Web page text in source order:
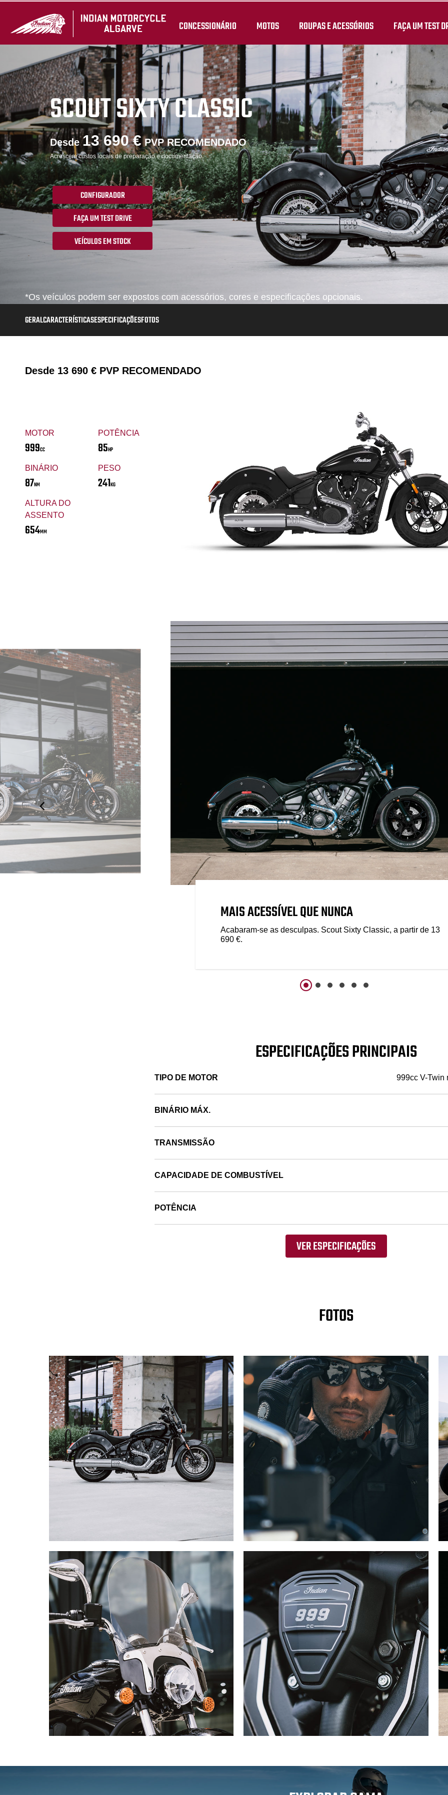
CONCESSIONÁRIO MOTOS ROUPAS E ACESSÓRIOS FAÇA UM TEST
SCOUT SIXTY CLASSIC
Desde13 690 € PVP RECOMENDADO
Acrescem custos locais de preparação e documentação.
CONFIGURADOR
FAÇA UM TEST DRIVE
VEÍCULOS EM STOCK
*Os veículos podem ser expostos com acessórios, cores e especificações opcionais.
GERALCARACTERÍSTICASESPECIFICAÇÕESFOTOS
Desde 13 690 € PVP RECOMENDADO
MOTOR
999CC
POTÊNCIA
85HP
BINÁRIO
87NM
PESO
241KG
ALTURA DO
ASSENTO
654MM
MAIS ACESSÍVEL QUE NUNCA
Acabaram-se as desculpas. Scout Sixty Classic, a partir de 13
690 €.
ESPECIFICAÇÕES PRINCIPAIS
TIPO DE MOTOR 999cc V-Twin
BINÁRIO MÁX.
TRANSMISSÃO
CAPACIDADE DE COMBUSTÍVEL
POTÊNCIA
VER ESPECIFICAÇÕES
FOTOS